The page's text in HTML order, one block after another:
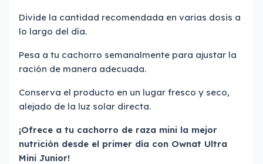
Divide la cantidad recomendada en varias dosis a
lo largo del día.
Pesa a tu cachorro semanalmente para ajustar la
ración de manera adecuada.
Conserva el producto en un lugar fresco y seco,
alejado de la luz solar directa.
¡Ofrece a tu cachorro de raza mini la mejor
nutrición desde el primer día con Ownat Ultra
Mini Junior!